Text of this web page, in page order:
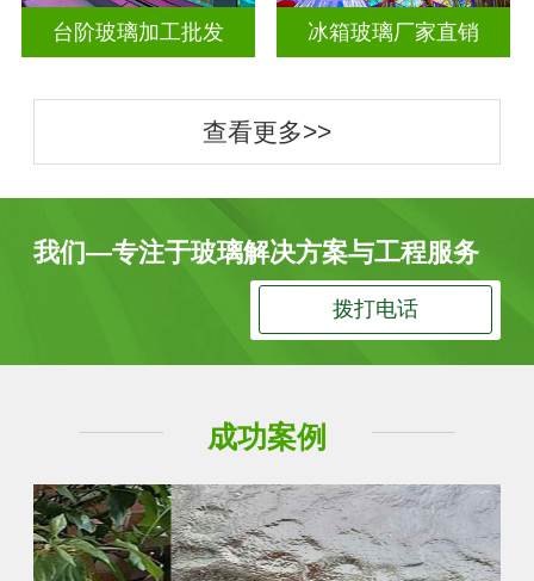
台阶玻璃加工批发 冰箱玻璃厂家直销
查看更多>>
我们—专注于玻璃解决方案与工程服务
拨打电话
成功案例